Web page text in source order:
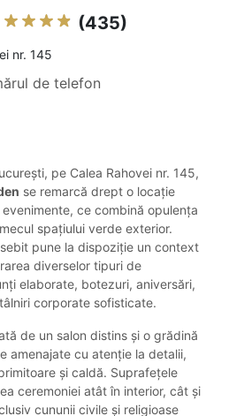
(435)
nr. 145
de telefon
pe Calea Rahovei nr. 145,
se remarcă drept o locație
ce combină opulența
spațiului verde exterior.
pune la dispoziție un context
diverselor tipuri de
elaborate, botezuri, aniversări,
corporate sofisticate.
de un salon distins și o grădină
amenajate cu atenție la detalii,
și caldă. Suprafețele
ceremoniei atât în interior, cât și
cununii civile și religioase